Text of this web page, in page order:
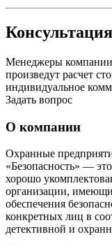
Менеджеры компании
произведут расчет
индивидуальное
Задать вопрос
О компании
Охранные
«Безопасность» —
хорошо
организации,
обеспечения
конкретных лиц в
детективной и